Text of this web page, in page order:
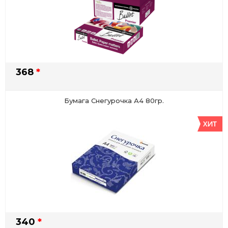
368 *
Бумага Снегурочка А4 80гр.
340 *